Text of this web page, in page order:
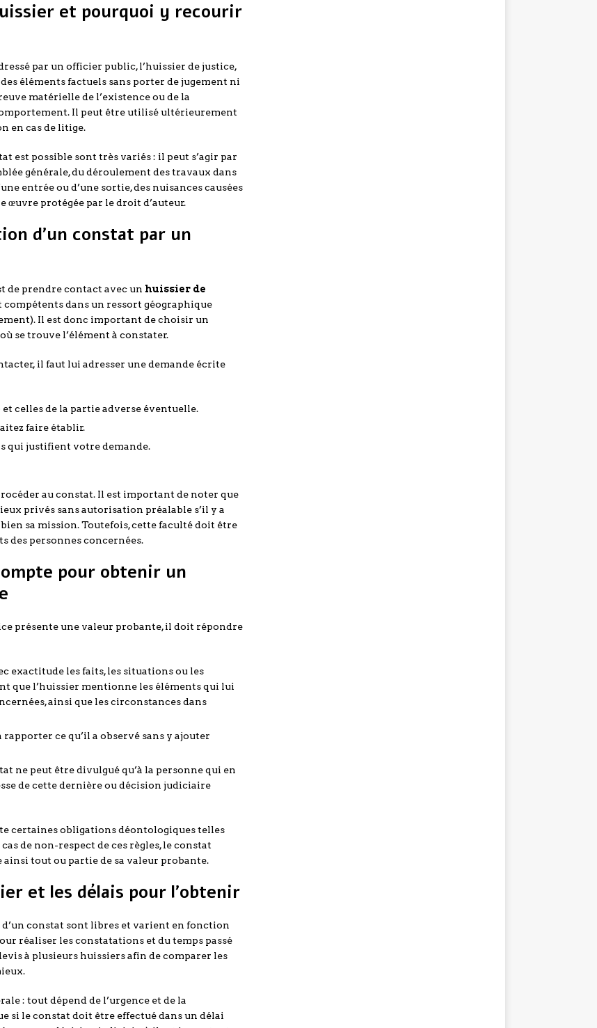
et pourquoi y recourir
par un officier public, l’huissier de justice,
éléments factuels sans porter de jugement ni
matérielle de l’existence ou de la
Il peut être utilisé ultérieurement
en cas de litige.
est possible sont très variés : il peut s’agir par
générale, du déroulement des travaux dans
entrée ou d’une sortie, des nuisances causées
œuvre protégée par le droit d’auteur.
d’un constat par un
de prendre contact avec un huissier de
compétents dans un ressort géographique
Il est donc important de choisir un
se trouve l’élément à constater.
il faut lui adresser une demande écrite
celles de la partie adverse éventuelle.
faire établir.
qui justifient votre demande.
au constat. Il est important de noter que
privés sans autorisation préalable s’il y a
sa mission. Toutefois, cette faculté doit être
des personnes concernées.
pour obtenir un
présente une valeur probante, il doit répondre
exactitude les faits, les situations ou les
que l’huissier mentionne les éléments qui lui
ainsi que les circonstances dans
ce qu’il a observé sans y ajouter
ne peut être divulgué qu’à la personne qui en
de cette dernière ou décision judiciaire
certaines obligations déontologiques telles
de non-respect de ces règles, le constat
tout ou partie de sa valeur probante.
et les délais pour l’obtenir
constat sont libres et varient en fonction
réaliser les constatations et du temps passé
à plusieurs huissiers afin de comparer les
: tout dépend de l’urgence et de la
si le constat doit être effectué dans un délai